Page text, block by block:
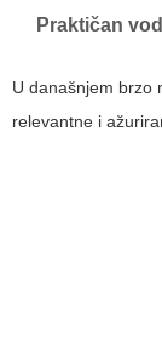
Praktičan
U današnjem brzo
relevantne i